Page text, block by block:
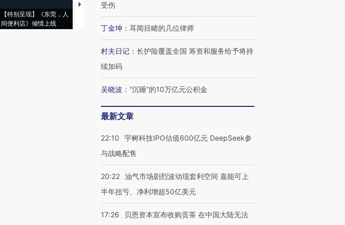
【特别呈现】《东莞，人
间便利店》倾情上线
【推广】走进第四届链博
有意思的生活方式·第三对
受伤
丁金坤 ： 耳闻目睹的几位律师
村夫日记 ： 长护险覆盖全国 筹资和服务给予将持
续加码
吴晓波 ： “沉睡”的10万亿元公积金
最新文章
22:10
宇树科技IPO估值600亿元 DeepSeek参
与战略配售
20:22 油气市场剧烈波动现套利空间 嘉能可上
半年扭亏、净利增超50亿美元
17:26
贝恩资本宣布收购贡茶 在中国大陆无法